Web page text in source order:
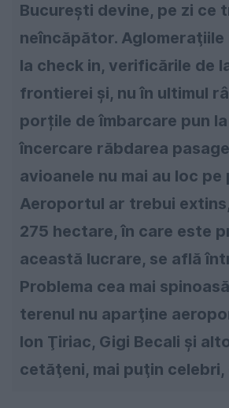
Bucureşti devine, pe zi ce
neîncăpător. Aglomeraţiile
la check in, verificările de
frontierei şi, nu în ultimul
porțile de îmbarcare pun
încercare răbdarea
avioanele nu mai au loc
Aeroportul ar trebui
275 hectare, în care este
această lucrare, se află
Problema cea mai
terenul nu aparţine
Ion Ţiriac, Gigi Becali şi
cetăţeni, mai puţin celebri,